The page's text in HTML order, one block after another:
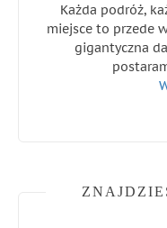
Każda podróż,
miejsce to przede
gigantyczna